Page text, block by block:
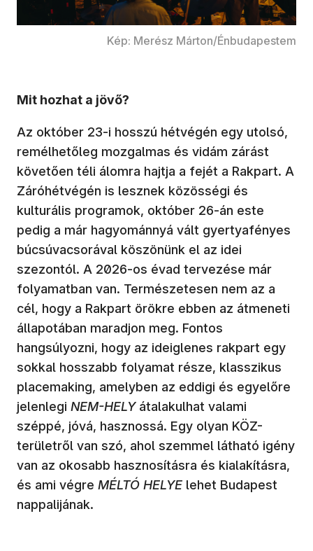
Kép: Merész Márton/Énbudapestem
Mit hozhat a jövő?
Az október 23-i hosszú hétvégén egy utolsó,
remélhetőleg mozgalmas és vidám zárást
követően téli álomra hajtja a fejét a Rakpart. A
Záróhétvégén is lesznek közösségi és
kulturális programok, október 26-án este
pedig a már hagyománnyá vált gyertyafényes
búcsúvacsorával köszönünk el az idei
szezontól. A 2026-os évad tervezése már
folyamatban van. Természetesen nem az a
cél, hogy a Rakpart örökre ebben az átmeneti
állapotában maradjon meg. Fontos
hangsúlyozni, hogy az ideiglenes rakpart egy
sokkal hosszabb folyamat része, klasszikus
placemaking, amelyben az eddigi és egyelőre
jelenlegi NEM-HELYátalakulhat valami
széppé, jóvá, hasznossá. Egy olyan KÖZ-
területről van szó, ahol szemmel látható igény
van az okosabb hasznosításra és kialakításra,
és ami végre MÉLTÓ HELYE lehet Budapest
nappalijának.